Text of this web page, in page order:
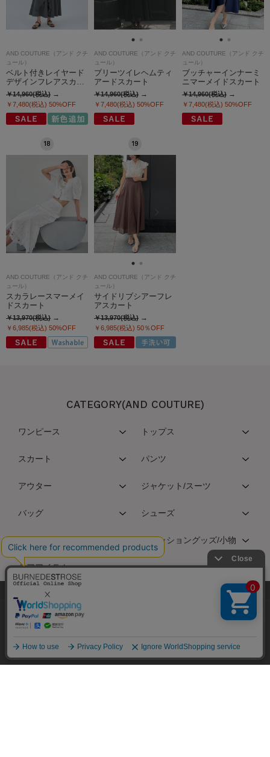
AND COUTURE（アンド クチ
ュール）
ベルト付きレイヤード
デザインフレアスカ…
￥14,960(税込)
￥7,480(税込) 50%OFF
AND COUTURE（アンド クチ
ュール）
プリーツイレヘムティ
アードスカート
￥14,960(税込)
￥7,480(税込) 50%OFF
AND COUTURE（アンド クチ
ュール）
ブッチャーインナーミ
ニマーメイドスカート
￥14,960(税込)
￥7,480(税込) 50%OFF
18
AND COUTURE（アンド クチ
ュール）
スカラレースマーメイ
ドスカート
￥13,970(税込)
￥6,985(税込) 50%OFF
19
AND COUTURE（アンド クチ
ュール）
サイドリブシアーフレ
アスカート
￥13,970(税込)
￥6,985(税込) 50％OFF
CATEGORY(AND COUTURE)
ワンピース トップス
スカート パンツ
アウター ジャケット/スーツ
バッグ シューズ
アクセサリー ファッショングッズ/小物
ケアアイテム
返品について
弊社はCookieを利用し、Webの利便性向上に努め
ております。「承諾する」をクリックしていただ
くと、お客様に最適な内容を提供することが可能
ご覧ください。
承諾する